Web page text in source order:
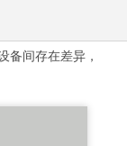
备间存在差异，